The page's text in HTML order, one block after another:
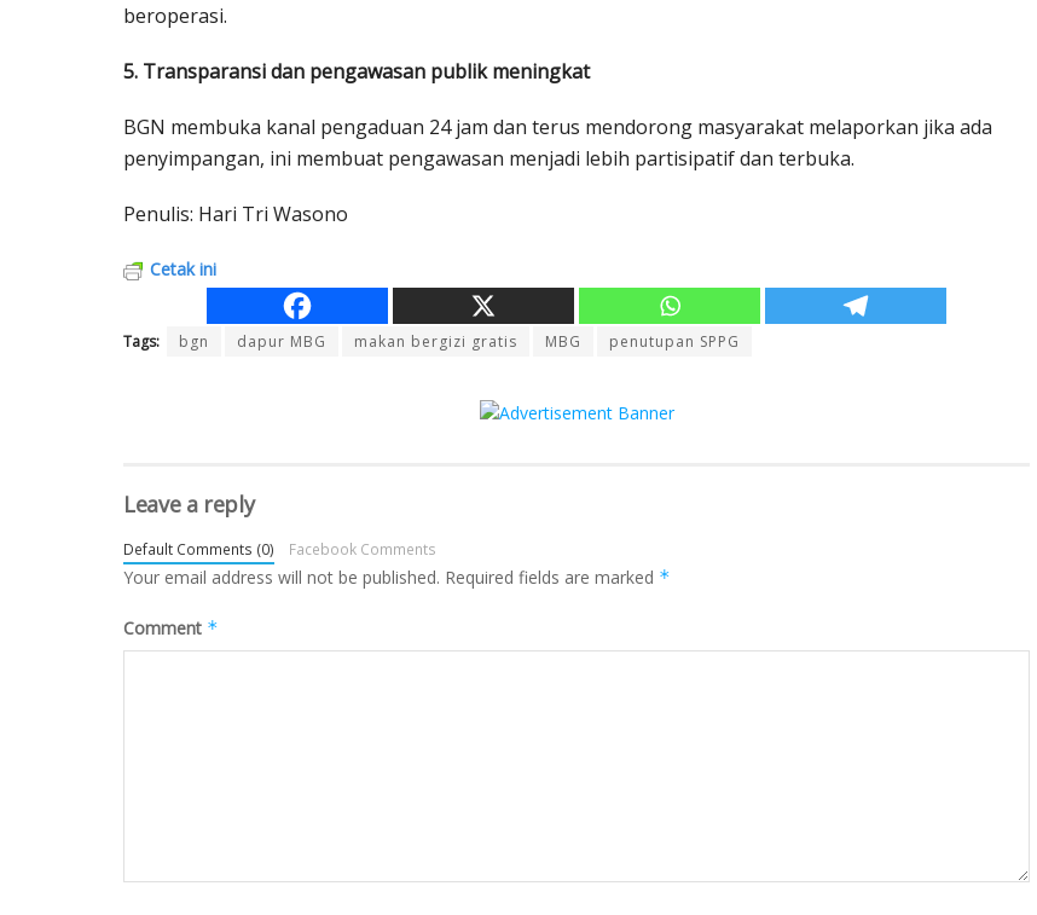
beroperasi.
5. Transparansi dan pengawasan publik meningkat
BGN membuka kanal pengaduan 24 jam dan terus mendorong masyarakat melaporkan jika ada
penyimpangan, ini membuat pengawasan menjadi lebih partisipatif dan terbuka.
Penulis: Hari Tri Wasono
Cetak ini
Tags: bgn dapur MBG makan bergizi gratis MBG penutupan SPPG
Leave a reply
Default Comments (0) Facebook Comments
Your email address will not be published. Required fields are marked *
Comment *